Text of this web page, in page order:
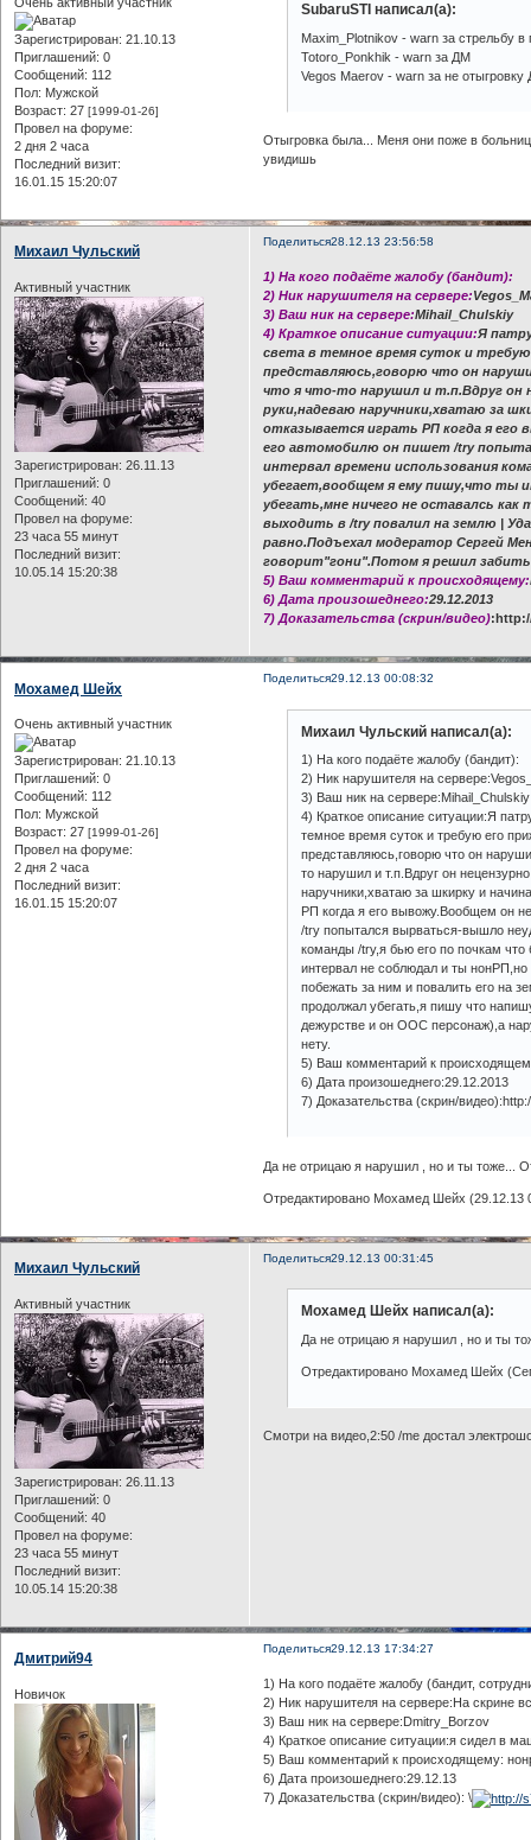
Зарегистрирован: 21.10.13
Приглашений: 0
Сообщений: 112
Пол: Мужской
Возраст: 27 [1999-01-26]
Провел на форуме:
2 дня 2 часа
Последний визит:
16.01.15 15:20:07
SubaruSTI написал(а):
Maxim_Plotnikov - warn за стрельбу в
Totoro_Ponkhik - warn за ДМ
Vegos Maerov - warn за не
Отыгровка была... Меня они поже в
увидишь
Поделиться28.12.13 23:56:58
Михаил Чульский
Активный участник
Зарегистрирован: 26.11.13
Приглашений: 0
Сообщений: 40
Провел на форуме:
23 часа 55 минут
Последний визит:
10.05.14 15:20:38
1) На кого подаёте жалобу (бандит):
2) Ник нарушителя на сервере:
3) Ваш ник на сервере:Mihail_Chulskiy
4) Краткое описание ситуации:Я
света в темное время суток и
представляюсь,говорю что он
что я что-то нарушил и т.п.Вдруг он
руки,надеваю наручники,хватаю за
отказывается играть РП когда я
его автомобилю он пишет /try
интервал времени использования
убегает,вообщем я ему пишу,что ты
убегать,мне ничего не оставалсь
выходить в /try повалил на землю |
равно.Подъехал модератор Сергей
говорит"гони".Потом я решил забить
5) Ваш комментарий к происходящему:
6) Дата произошеднего:29.12.2013
7) Доказательства (скрин/видео)
Поделиться29.12.13 00:08:32
Мохамед Шейх
Очень активный участник
Зарегистрирован: 21.10.13
Приглашений: 0
Сообщений: 112
Пол: Мужской
Возраст: 27 [1999-01-26]
Провел на форуме:
2 дня 2 часа
Последний визит:
16.01.15 15:20:07
Михаил Чульский написал(а):
1) На кого подаёте жалобу (бандит):
2) Ник нарушителя на
3) Ваш ник на сервере:Mihail_Chulskiy
4) Краткое описание ситуации:Я
темное время суток и требую его
представляюсь,говорю что он
то нарушил и т.п.Вдруг он
наручники,хватаю за шкирку и
РП когда я его вывожу.Вообщем он
/try попытался вырваться-вышло
команды /try,я бью его по почкам
интервал не соблюдал и ты нонРП,но
побежать за ним и повалить его на
продолжал убегать,я пишу что
дежурстве и он OOC персонаж),а
нету.
5) Ваш комментарий к
6) Дата произошеднего:29.12.2013
7) Доказательства (скрин/
Да не отрицаю я нарушил , но и ты тоже...
Отредактировано Мохамед Шейх (29.12.13
Поделиться29.12.13 00:31:45
Михаил Чульский
Активный участник
Зарегистрирован: 26.11.13
Приглашений: 0
Сообщений: 40
Провел на форуме:
23 часа 55 минут
Последний визит:
10.05.14 15:20:38
Мохамед Шейх написал(а):
Да не отрицаю я нарушил , но и ты
Отредактировано Мохамед Шейх
Смотри на видео,2:50 /me достал
Поделиться29.12.13 17:34:27
Дмитрий94
Новичок
1) На кого подаёте жалобу (бандит,
2) Ник нарушителя на сервере:На скрине
3) Ваш ник на сервере:Dmitry_Borzov
4) Краткое описание ситуации:я сидел в
5) Ваш комментарий к происходящему:
6) Дата произошеднего:29.12.13
7) Доказательства (скрин/видео): \